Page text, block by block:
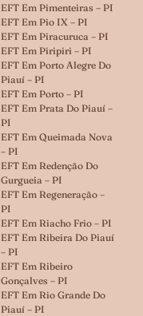
EFT Em Pimenteiras – PI
EFT Em Pio IX – PI
EFT Em Piracuruca – PI
EFT Em Piripiri – PI
EFT Em Porto Alegre Do
Piauí – PI
EFT Em Porto – PI
EFT Em Prata Do Piauí –
PI
EFT Em Queimada Nova
– PI
EFT Em Redenção Do
Gurgueia – PI
EFT Em Regeneração –
PI
EFT Em Riacho Frio – PI
EFT Em Ribeira Do Piauí
– PI
EFT Em Ribeiro
Gonçalves – PI
EFT Em Rio Grande Do
Piauí – PI